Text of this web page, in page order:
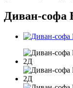
Диван-софа